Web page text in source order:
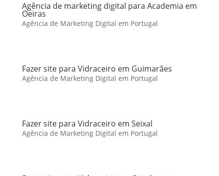
Agência de marketing digital para Academia em
Oeiras
Agência de Marketing Digital em Portugal
Fazer site para Vidraceiro em Guimarães
Agência de Marketing Digital em Portugal
Fazer site para Vidraceiro em Seixal
Agência de Marketing Digital em Portugal